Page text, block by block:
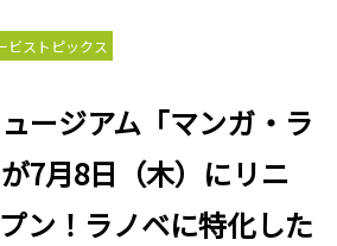
ビストピックス
ージアム「マンガ・ラ
7月8日（木）にリニ
ン！ラノベに特化した